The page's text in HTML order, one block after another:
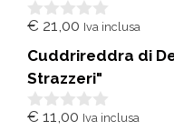
0
u
5
€ 21,00 Iva inclusa
Cuddrireddra di
Strazzeri"
0
€ 11,00 Iva inclusa